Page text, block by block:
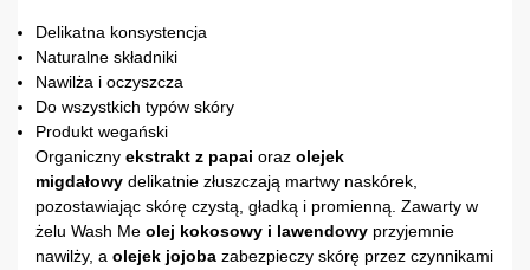
Delikatna konsystencja
Naturalne składniki
Nawilża i oczyszcza
Do wszystkich typów skóry
Produkt wegański
Organiczny ekstrakt z papai oraz olejek
migdałowy delikatnie złuszczają martwy naskórek,
pozostawiając skórę czystą, gładką i promienną. Zawarty w
żelu Wash Me olej kokosowy i lawendowy przyjemnie
nawilży, a olejek jojoba zabezpieczy skórę przez czynnikami